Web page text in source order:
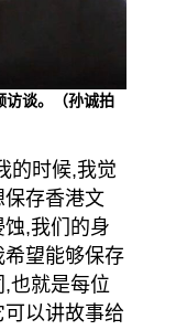
访谈。（孙诚拍
的时候,我觉
存香港文
,我们的身
望能够保存
也就是每位
以讲故事给